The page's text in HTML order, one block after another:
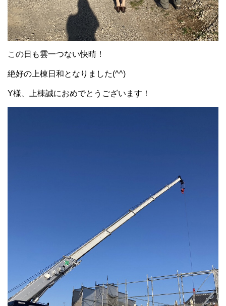
この日も雲一つない快晴！
絶好の上棟日和となりました(^^)
Y様、上棟誠におめでとうございます！